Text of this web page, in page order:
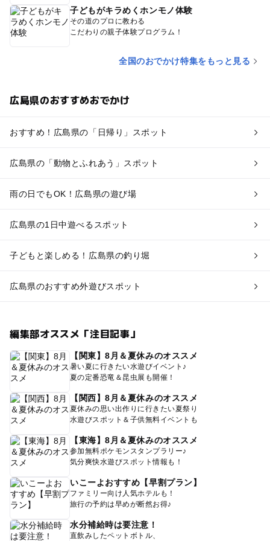
子どもがキラめくホンモノ体験
その道のプロに教わる
こだわりの親子体験プログラム！
全国のおでかけ特集をもっと見る
広島県のおすすめおでかけ
おすすめ！広島県の「日帰り」スポット
広島県の「動物とふれあう」スポット
雨の日でもOK！広島県の遊び場
広島県の1日中遊べるスポット
子どもと楽しめる！広島県の釣り堀
広島県のおすすめ外遊びスポット
編集部オススメ「注目記事」
【関東】8月＆夏休みのオススメ
暑い夏に行きたい水遊びイベント♪
夏の定番恐竜＆昆虫展も開催！
【関西】8月＆夏休みのオススメ
夏休みの思い出作りに行きたい夏祭り
水遊びスポット＆子供無料イベントも
【東海】8月＆夏休みのオススメ
参加無料ポケモンスタンプラリー♪
気分爽快水遊びスポット情報も！
いこーよおすすめ【早割プラン】
ファミリー向け人気ホテルも！
旅行の予約は早めが断然お得♪
水分補給時は要注意！
直飲みしたペットボトル、